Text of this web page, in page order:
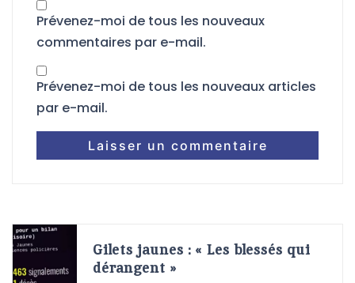
Prévenez-moi de tous les nouveaux
commentaires par e-mail.
Prévenez-moi de tous les nouveaux articles
par e-mail.
Gilets jaunes : « Les blessés qui
dérangent »